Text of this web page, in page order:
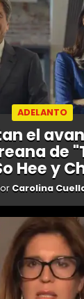
ADELANTO
el
de
Hee y
Carolina